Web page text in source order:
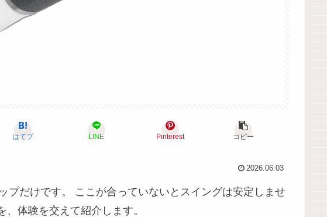
はてブ LINE Pinterest コピー
2026.06.03
プだけです。 ここが合っていないとスイングは安定しませ
体験を交えて紹介します。